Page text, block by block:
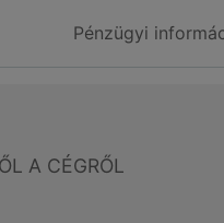
Pénzügyi
A CÉGRŐL